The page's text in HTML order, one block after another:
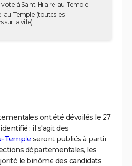
vote à Saint-Hilaire-au-Temple
au-Temple (toutes les
sur la ville)
ont été dévoilés le 27
: il s'agit des
Temple seront publiés à partir
départementales, les
le binôme des candidats